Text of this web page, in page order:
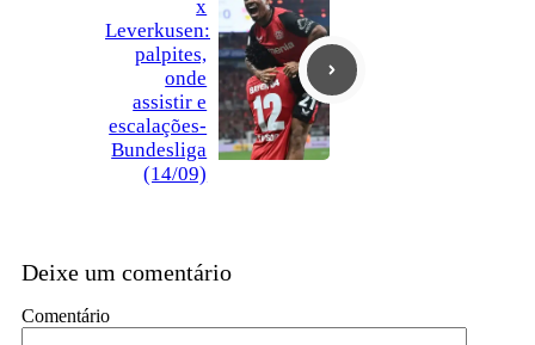
x
Leverkusen:
palpites,
onde
assistir e
escalações-
Bundesliga
(14/09)
Deixe um comentário
Comentário